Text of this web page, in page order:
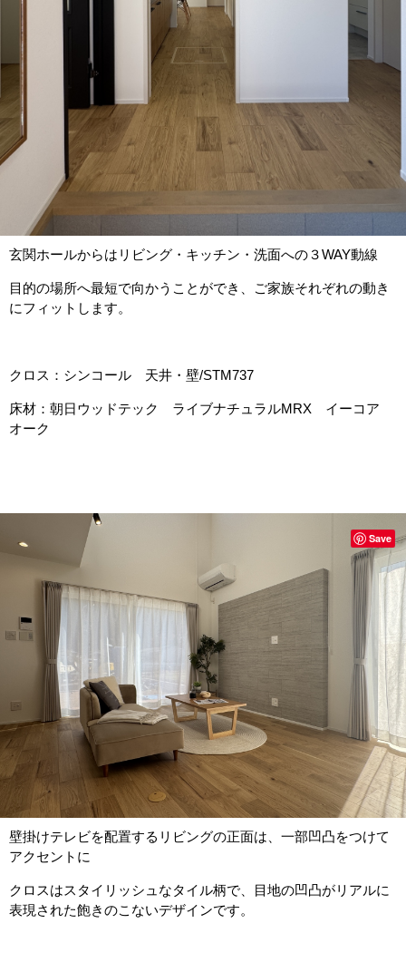
玄関ホールからはリビング・キッチン・洗面への３WAY動線
目的の場所へ最短で向かうことができ、ご家族それぞれの動き
にフィットします。
クロス：シンコール 天井・壁/STM737
床材：朝日ウッドテック ライブナチュラルMRX イーコア
オーク
壁掛けテレビを配置するリビングの正面は、一部凹凸をつけて
アクセントに
クロスはスタイリッシュなタイル柄で、目地の凹凸がリアルに
表現された飽きのこないデザインです。
Save